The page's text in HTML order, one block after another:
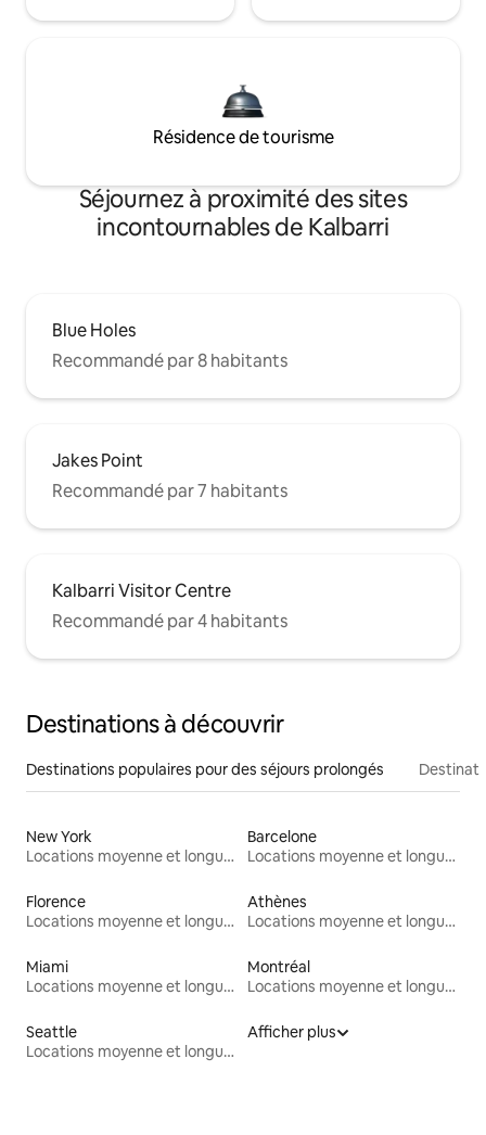
Résidence de tourisme
Séjournez à proximité des sites
incontournables de Kalbarri
Blue Holes
Recommandé par 8 habitants
Jakes Point
Recommandé par 7 habitants
Kalbarri Visitor Centre
Recommandé par 4 habitants
Destinations à découvrir
Destinations populaires pour des séjours prolongés
New York
Locations moyenne et longue durée
Barcelone
Locations moyenne et longue durée
Florence
Locations moyenne et longue durée
Athènes
Locations moyenne et longue durée
Miami
Locations moyenne et longue durée
Montréal
Locations moyenne et longue durée
Seattle
Locations moyenne et longue durée
Afficher plus